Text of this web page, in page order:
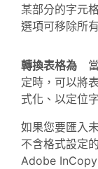
某部分的字元
選項可移除所
轉換表格為
定時，可以將
式化、以定位
如果您要匯入
不含格式設定
Adobe InCopy